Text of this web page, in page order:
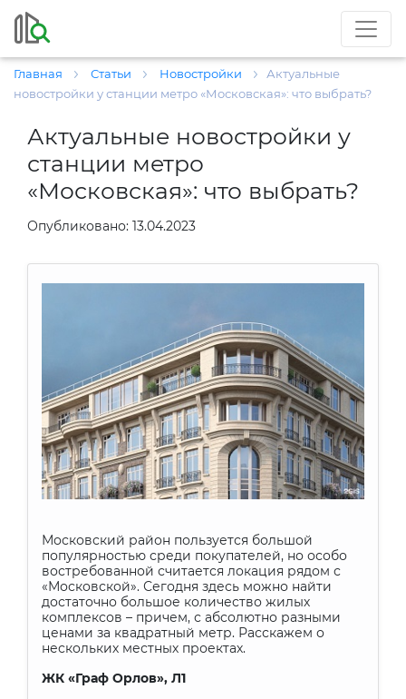
Главная Статьи Новостройки
Актуальные
новостройки у станции метро «Московская»: что выбрать?
Актуальные новостройки у
станции метро
«Московская»: что выбрать?
Опубликовано: 13.04.2023
Московский район пользуется большой
популярностью среди покупателей, но особо
востребованной считается локация рядом с
«Московской». Сегодня здесь можно найти
достаточно большое количество жилых
комплексов – причем, с абсолютно разными
ценами за квадратный метр. Расскажем о
нескольких местных проектах.
ЖК «Граф Орлов», Л1